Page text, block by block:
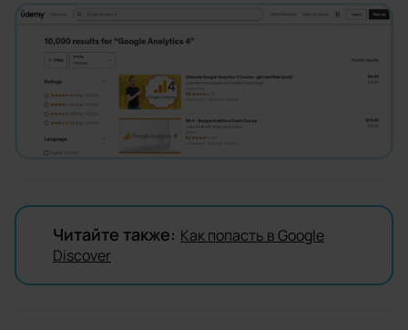
Читайте также: Как попасть в Google
Discover